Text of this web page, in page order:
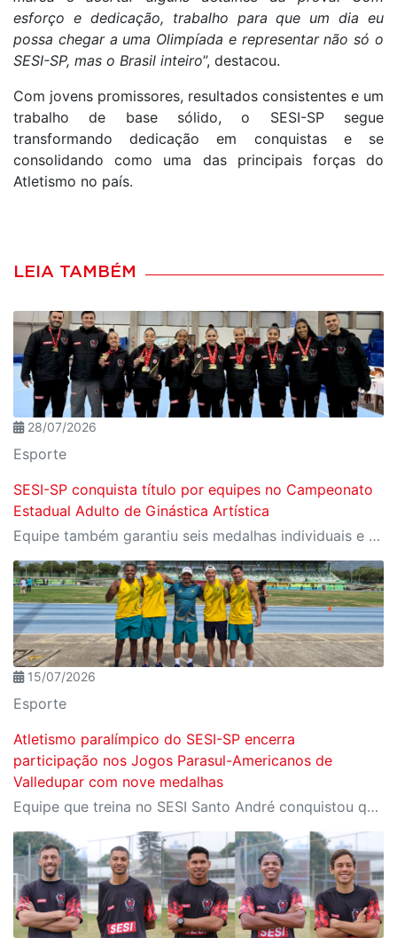
esforço e dedicação, trabalho para que um dia eu
possa chegar a uma Olimpíada e representar não só o
SESI-SP, mas o Brasil inteiro”, destacou.
Com jovens promissores, resultados consistentes e um
trabalho de base sólido, o SESI-SP segue
transformando dedicação em conquistas e se
consolidando como uma das principais forças do
Atletismo no país.
LEIA TAMBÉM
28/07/2026
Esporte
SESI-SP conquista título por equipes no Campeonato
Estadual Adulto de Ginástica Artística
Equipe também garantiu seis medalhas individuais e teve Rebeca Procópio como campeã do Individual Geral
15/07/2026
Esporte
Atletismo paralímpico do SESI-SP encerra
participação nos Jogos Parasul-Americanos de
Valledupar com nove medalhas
Equipe que treina no SESI Santo André conquistou quatro ouros, três pratas e dois bronzes representando o Brasil na Colômbia